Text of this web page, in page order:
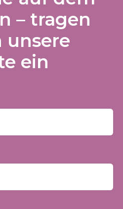
– tragen
unsere
ein